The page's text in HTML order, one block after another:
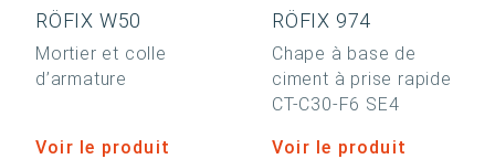
RÖFIX W50
Mortier et colle
d’armature
Voir le produit
RÖFIX 974
Chape à base de
ciment à prise rapide
CT-C30-F6 SE4
Voir le produit